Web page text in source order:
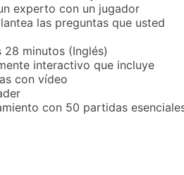
experto con un jugador
las preguntas que usted
minutos (Inglés)
interactivo que incluye
con vídeo
con 50 partidas